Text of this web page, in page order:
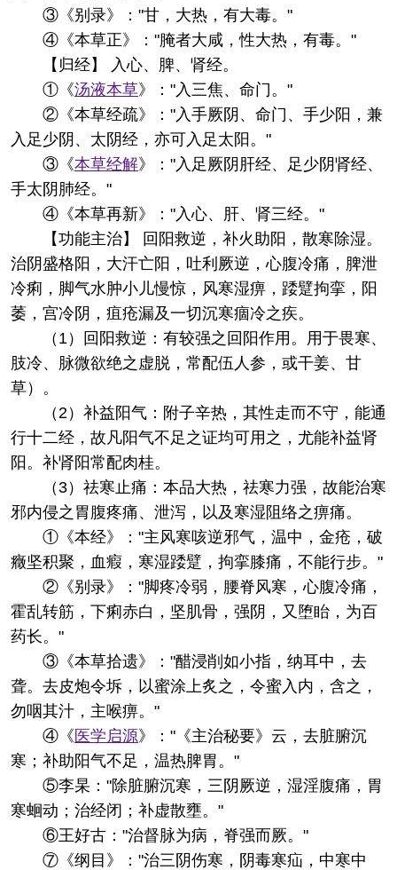
③《别录》："甘，大热，有大毒。"
④《本草正》："腌者大咸，性大热，有毒。"
【归经】 入心、脾、肾经。
①《汤液本草》："入三焦、命门。"
②《本草经疏》："入手厥阴、命门、手少阳，兼
入足少阴、太阴经，亦可入足太阳。"
③《本草经解》："入足厥阴肝经、足少阴肾经、
手太阴肺经。"
④《本草再新》："入心、肝、肾三经。"
【功能主治】 回阳救逆，补火助阳，散寒除湿。
治阴盛格阳，大汗亡阳，吐利厥逆，心腹冷痛，脾泄
冷痢，脚气水肿小儿慢惊，风寒湿痹，踒躄拘挛，阳
萎，宫冷阴，疽疮漏及一切沉寒痼冷之疾。
（1）回阳救逆：有较强之回阳作用。用于畏寒、
肢冷、脉微欲绝之虚脱，常配伍人参，或干姜、甘
草）。
（2）补益阳气：附子辛热，其性走而不守，能通
行十二经，故凡阳气不足之证均可用之，尤能补益肾
阳。补肾阳常配肉桂。
（3）祛寒止痛：本品大热，祛寒力强，故能治寒
邪内侵之胃腹疼痛、泄泻，以及寒湿阻络之痹痛。
①《本经》："主风寒咳逆邪气，温中，金疮，破
癥坚积聚，血瘕，寒湿踒躄，拘挛膝痛，不能行步。"
②《别录》："脚疼冷弱，腰脊风寒，心腹冷痛，
霍乱转筋，下痢赤白，坚肌骨，强阴，又堕眙，为百
药长。"
③《本草拾遗》："醋浸削如小指，纳耳中，去
聋。去皮炮令坼，以蜜涂上炙之，令蜜入内，含之，
勿咽其汁，主喉痹。"
④《医学启源》："《主治秘要》云，去脏腑沉
寒；补助阳气不足，温热脾胃。"
⑤李杲："除脏腑沉寒，三阴厥逆，湿淫腹痛，胃
寒蛔动；治经闭；补虚散壅。"
⑥王好古："治督脉为病，脊强而厥。"
⑦《纲目》："治三阴伤寒，阴毒寒疝，中寒中